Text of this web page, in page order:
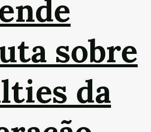
sobre
da